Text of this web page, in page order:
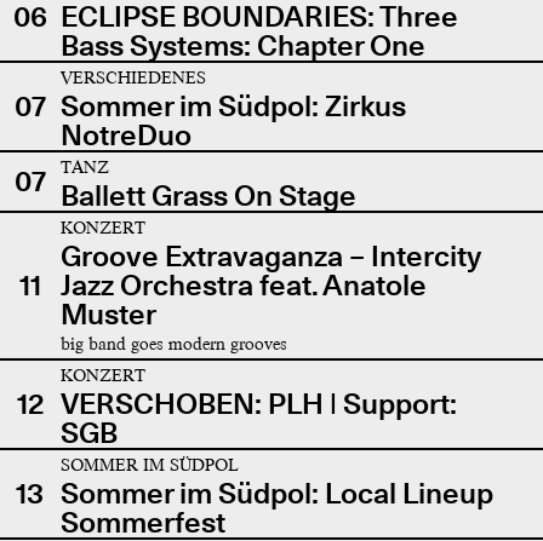
06 ECLIPSE BOUNDARIES: Three
Bass Systems: Chapter One
07
VERSCHIEDENES
Sommer im Südpol: Zirkus
NotreDuo
07
TANZ
Ballett Grass On Stage
11
KONZERT
Groove Extravaganza – Intercity
Jazz Orchestra feat. Anatole
Muster
big band goes modern grooves
12
KONZERT
VERSCHOBEN: PLH | Support:
SGB
13
SOMMER IM SÜDPOL
Sommer im Südpol: Local Lineup
Sommerfest